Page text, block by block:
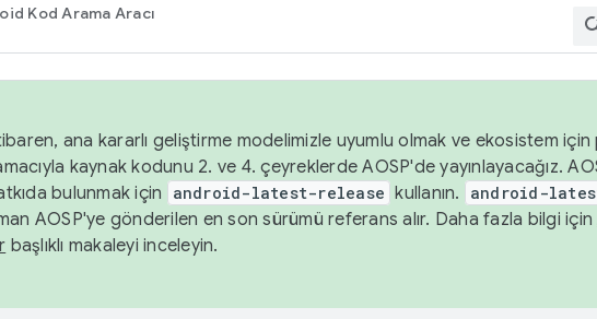
Kod Arama Aracı
ana kararlı geliştirme modelimizle uyumlu olmak ve ekosistem için
kaynak kodunu 2. ve 4. çeyreklerde AOSP'de yayınlayacağız.
bulunmak için
android-latest-release kullanın. android-
AOSP'ye gönderilen en son sürümü referans alır. Daha fazla bilgi için
başlıklı makaleyi inceleyin.